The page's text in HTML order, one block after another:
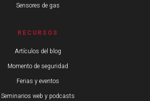
Sensores de gas
RECURSOS
Artículos del blog
Momento de seguridad
Ferias y eventos
Seminarios web y podcasts